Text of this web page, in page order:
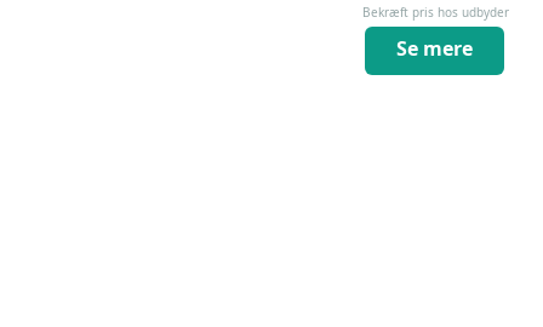
Bekræft pris hos udbyder
Se mere